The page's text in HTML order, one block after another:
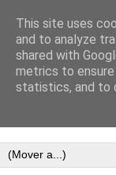
Semanario
This site uses
and to analyze
shared with
metrics to
statistics, and to